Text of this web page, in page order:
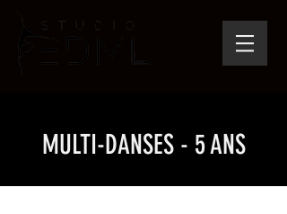
MULTI-DANSES - 5 ANS